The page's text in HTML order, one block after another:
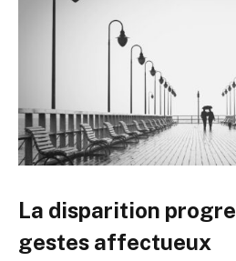
La disparition
gestes affectueux